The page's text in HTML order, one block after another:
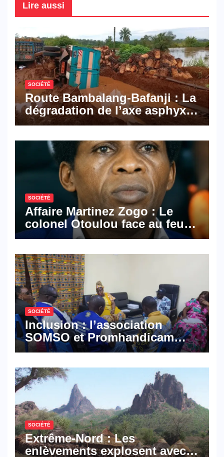
Lire aussi
SOCIÉTÉ
Route Bambalang-Bafanji : La
dégradation de l’axe asphyxie
les activités économiques
SOCIÉTÉ
Affaire Martinez Zogo : Le
colonel Otoulou face au feu
croisé des avocats de la
SOCIÉTÉ
Inclusion : l’association
SOMSO et Promhandicam
militent en faveur d’une
hôtellerie-restauration
SOCIÉTÉ
Extrême-Nord : Les
enlèvements explosent avec